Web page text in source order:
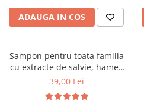
ADAUGA IN COS
Sampon pentru toata familia
cu extracte de salvie, hamei,
nuca, romanita, lavanda,
Cosmeplant, 1000 ml
39,00 Lei